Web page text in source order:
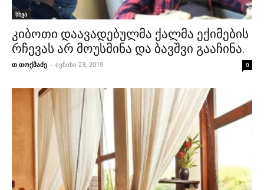
სხვა
კიბოთი დაავადებულმა ქალმა ექიმების
რჩევას არ მოუსმინა და ბავშვი გააჩინა.
თ თოქმაძე - ივნისი 23, 2019 0